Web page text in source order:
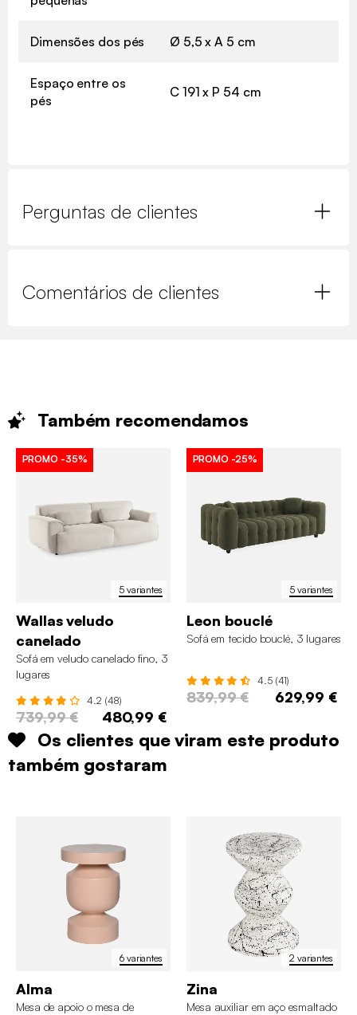
Dimensões dos pés Ø 5,5 x A 5 cm
Espaço entre os
pés
C 191 x P 54 cm
Perguntas de clientes
Comentários de clientes
Também recomendamos
5 variantes
PROMO -35%
Wallas veludo
canelado
Sofá em veludo canelado fino, 3
lugares
4.2 (48)
739,99 € 480,99 €
5 variantes
PROMO -25%
Leon bouclé
Sofá em tecido bouclé, 3 lugares
4.5 (41)
839,99 € 629,99 €
Os clientes que viram este produto
também gostaram
6 variantes
Alma
Mesa de apoio o mesa de
2 variantes
Zina
Mesa auxiliar em aço esmaltado